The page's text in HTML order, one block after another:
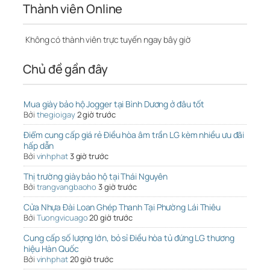
Thành viên Online
Không có thành viên trực tuyến ngay bây giờ
Chủ đề gần đây
Mua giày bảo hộ Jogger tại Bình Dương ở đâu tốt
Bởi thegioigay2 giờ trước
Điểm cung cấp giá rẻ Điều hòa âm trần LG kèm nhiều ưu đãi
hấp dẫn
Bởi vinhphat3 giờ trước
Thị trường giày bảo hộ tại Thái Nguyên
Bởi trangvangbaoho 3 giờ trước
Cửa Nhựa Đài Loan Ghép Thanh Tại Phường Lái Thiêu
Bởi Tuongvicuago20 giờ trước
Cung cấp số lượng lớn, bỏ sỉ Điều hòa tủ đứng LG thương
hiệu Hàn Quốc
Bởi vinhphat20 giờ trước